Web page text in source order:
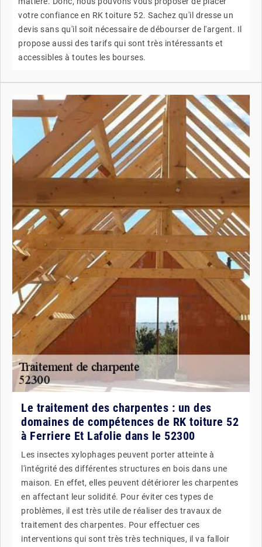
votre confiance en RK toiture 52. Sachez qu'il dresse un
devis sans qu'il soit nécessaire de débourser de l'argent. Il
propose aussi des tarifs qui sont très intéressants et
accessibles à toutes les bourses.
Le traitement des charpentes : un des
domaines de compétences de RK toiture 52
à Ferriere Et Lafolie dans le 52300
Les insectes xylophages peuvent porter atteinte à
l'intégrité des différentes structures en bois dans une
maison. En effet, elles peuvent détériorer les charpentes
en affectant leur solidité. Pour éviter ces types de
problèmes, il est très utile de réaliser des travaux de
traitement des charpentes. Pour effectuer ces
interventions qui sont très très techniques, il va falloir